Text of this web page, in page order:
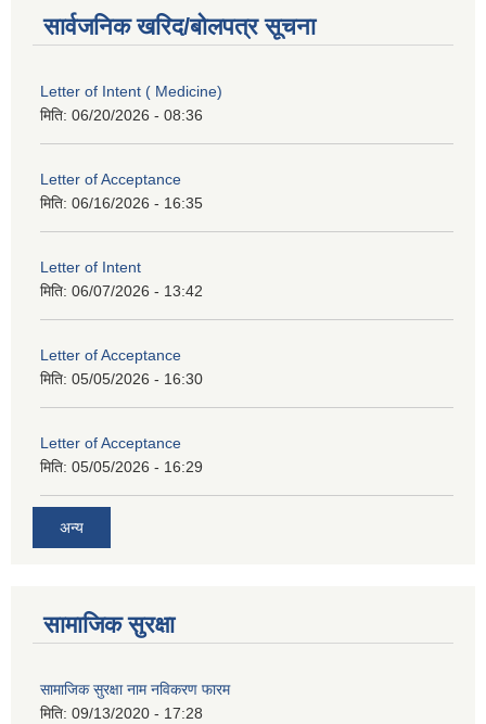
सार्वजनिक खरिद/बोलपत्र सूचना
Letter of Intent ( Medicine)
मिति: 06/20/2026 - 08:36
Letter of Acceptance
मिति: 06/16/2026 - 16:35
Letter of Intent
मिति: 06/07/2026 - 13:42
Letter of Acceptance
मिति: 05/05/2026 - 16:30
Letter of Acceptance
मिति: 05/05/2026 - 16:29
अन्य
सामाजिक सुरक्षा
सामाजिक सुरक्षा नाम नविकरण फारम
मिति: 09/13/2020 - 17:28